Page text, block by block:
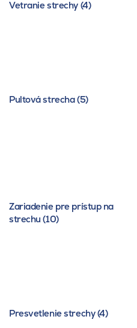
Vetranie strechy (4)
Pultová strecha (5)
Zariadenie pre prístup na
strechu (10)
Presvetlenie strechy (4)